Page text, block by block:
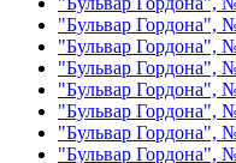
"Бульвар Гордона",
"Бульвар Гордона",
"Бульвар Гордона",
"Бульвар Гордона",
"Бульвар Гордона",
"Бульвар Гордона",
"Бульвар Гордона",